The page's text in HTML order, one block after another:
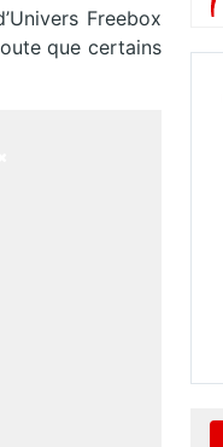
Freebox
que certains